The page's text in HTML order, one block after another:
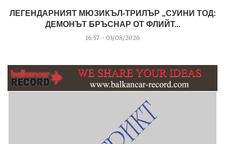
ЛЕГЕНДАРНИЯТ МЮЗИКЪЛ-ТРИЛЪР „СУИНИ ТОД:
ДЕМОНЪТ БРЪСНАР ОТ ФЛИЙТ...
16:57 - 03/08/2026